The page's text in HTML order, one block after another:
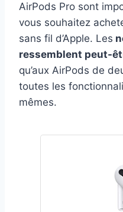
AirPods Pro sont
vous souhaitez
sans fil d’Apple. Les
ressemblent peut-
qu’aux AirPods de
toutes les
mêmes.